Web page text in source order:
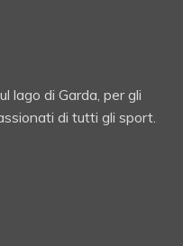
lago di Garda, per gli
di tutti gli sport.